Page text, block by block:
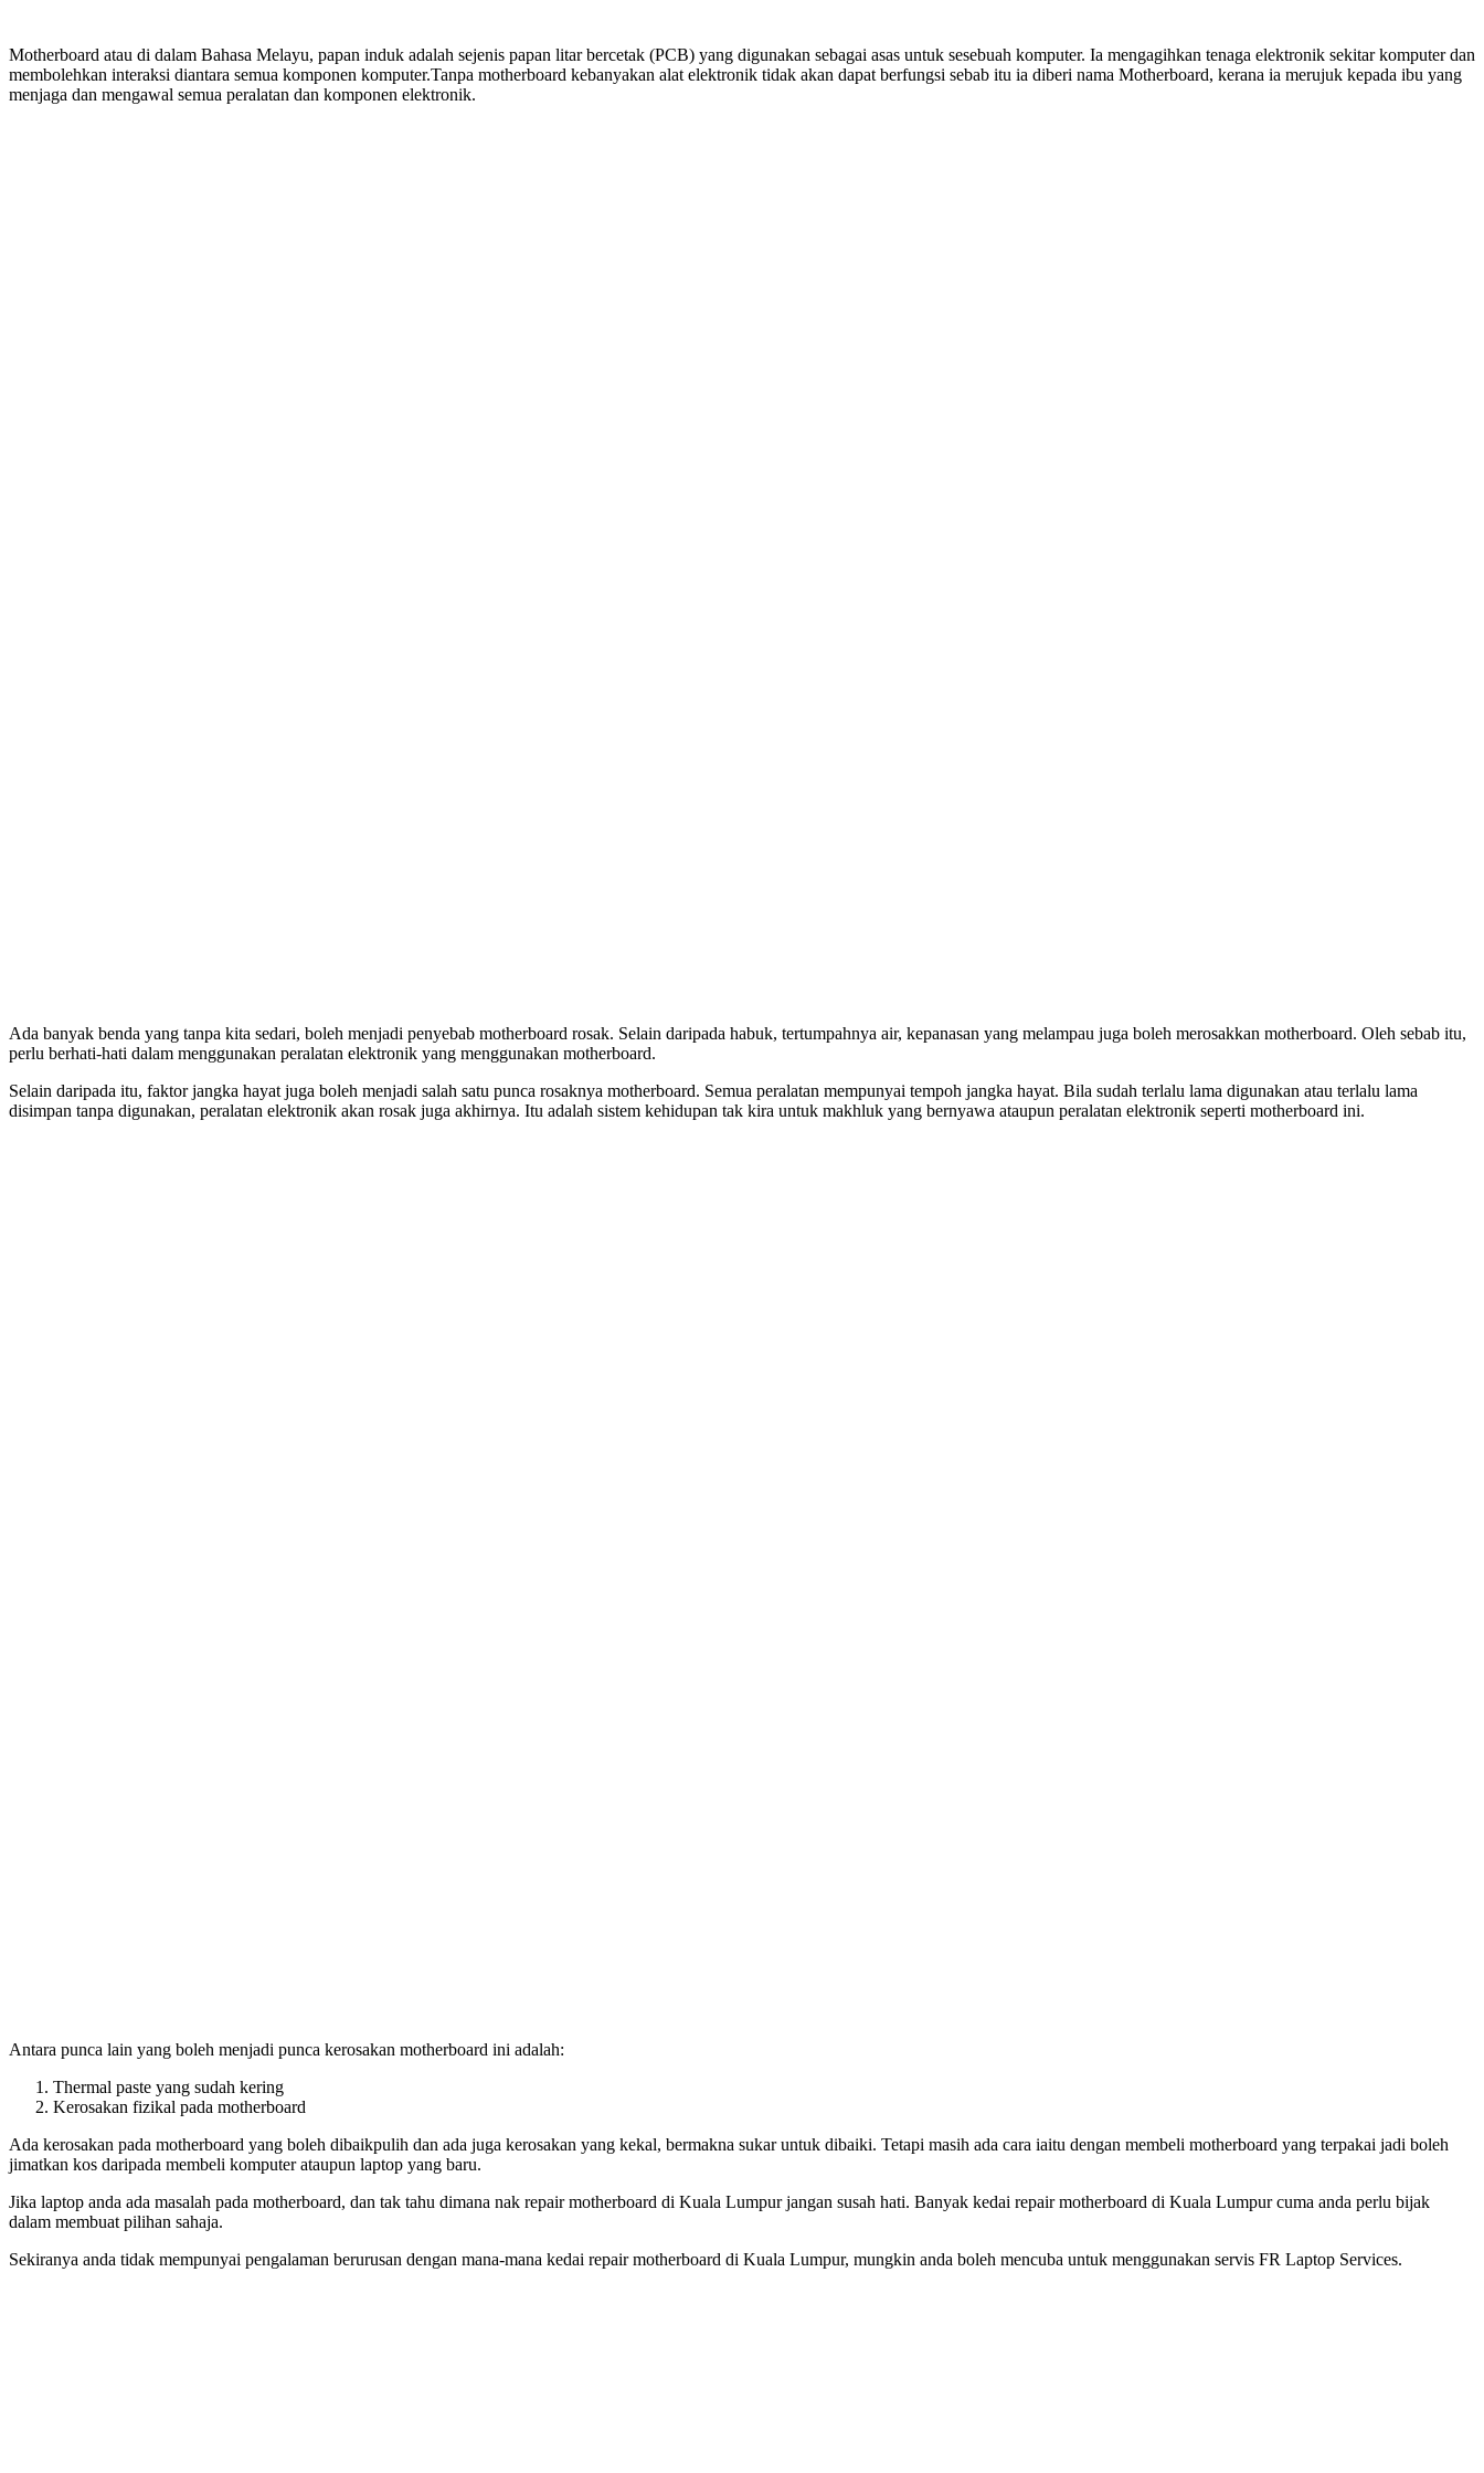
Motherboard atau di dalam Bahasa Melayu, papan induk adalah sejenis papan litar bercetak (PCB) yang digunakan sebagai asas untuk sesebuah komputer. Ia mengagihkan tenaga elektronik sekitar komputer dan
membolehkan interaksi diantara semua komponen komputer.Tanpa motherboard kebanyakan alat elektronik tidak akan dapat berfungsi sebab itu ia diberi nama Motherboard, kerana ia merujuk kepada ibu yang
menjaga dan mengawal semua peralatan dan komponen elektronik.
Ada banyak benda yang tanpa kita sedari, boleh menjadi penyebab motherboard rosak. Selain daripada habuk, tertumpahnya air, kepanasan yang melampau juga boleh merosakkan motherboard. Oleh sebab itu,
perlu berhati-hati dalam menggunakan peralatan elektronik yang menggunakan motherboard.
Selain daripada itu, faktor jangka hayat juga boleh menjadi salah satu punca rosaknya motherboard. Semua peralatan mempunyai tempoh jangka hayat. Bila sudah terlalu lama digunakan atau terlalu lama
disimpan tanpa digunakan, peralatan elektronik akan rosak juga akhirnya. Itu adalah sistem kehidupan tak kira untuk makhluk yang bernyawa ataupun peralatan elektronik seperti motherboard ini.
Antara punca lain yang boleh menjadi punca kerosakan motherboard ini adalah:
Thermal paste yang sudah kering
Kerosakan fizikal pada motherboard
Ada kerosakan pada motherboard yang boleh dibaikpulih dan ada juga kerosakan yang kekal, bermakna sukar untuk dibaiki. Tetapi masih ada cara iaitu dengan membeli motherboard yang terpakai jadi boleh
jimatkan kos daripada membeli komputer ataupun laptop yang baru.
Jika laptop anda ada masalah pada motherboard, dan tak tahu dimana nak repair motherboard di Kuala Lumpur jangan susah hati. Banyak kedai repair motherboard di Kuala Lumpur cuma anda perlu bijak
dalam membuat pilihan sahaja.
Sekiranya anda tidak mempunyai pengalaman berurusan dengan mana-mana kedai repair motherboard di Kuala Lumpur, mungkin anda boleh mencuba untuk menggunakan servis FR Laptop Services.